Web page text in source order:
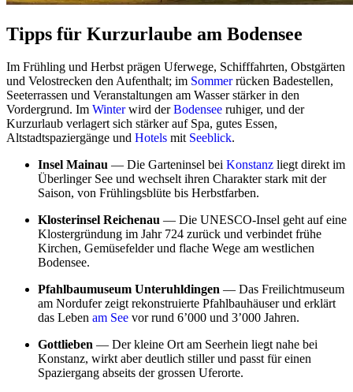
Tipps für Kurzurlaube am Bodensee
Im Frühling und Herbst prägen Uferwege, Schifffahrten, Obstgärten
und Velostrecken den Aufenthalt; im Sommerrücken Badestellen,
Seeterrassen und Veranstaltungen am Wasser stärker in den
Vordergrund. Im Winterwird derBodensee ruhiger, und der
Kurzurlaub verlagert sich stärker auf Spa, gutes Essen,
Altstadtspaziergänge und Hotels mit Seeblick.
Insel Mainau — Die Garteninsel bei Konstanz liegt direkt im
Überlinger See und wechselt ihren Charakter stark mit der
Saison, von Frühlingsblüte bis Herbstfarben.
Klosterinsel Reichenau — Die UNESCO-Insel geht auf eine
Klostergründung im Jahr 724 zurück und verbindet frühe
Kirchen, Gemüsefelder und flache Wege am westlichen
Bodensee.
Pfahlbaumuseum Unteruhldingen — Das Freilichtmuseum
am Nordufer zeigt rekonstruierte Pfahlbauhäuser und erklärt
das Leben am See vor rund 6’000 und 3’000 Jahren.
Gottlieben — Der kleine Ort am Seerhein liegt nahe bei
Konstanz, wirkt aber deutlich stiller und passt für einen
Spaziergang abseits der grossen Uferorte.